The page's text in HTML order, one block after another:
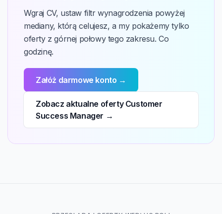
Wgraj CV, ustaw filtr wynagrodzenia powyżej
mediany, którą celujesz, a my pokażemy tylko
oferty z górnej połowy tego zakresu. Co
godzinę.
Załóż darmowe konto →
Zobacz aktualne oferty Customer
Success Manager →